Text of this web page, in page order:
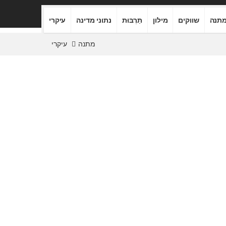
עיקרי נתוני מדינה תַרְבּוּת מילון שווקים
עיקרי מתנה